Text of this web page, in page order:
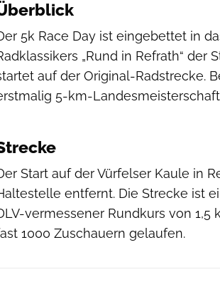
5k Race Day ist eingebettet in
„Rund in Refrath“
auf der Original-Radstrecke.
5-km-
Start auf der Vürfelser Kaule in
entfernt. Die Strecke ist
vermessener Rundkurs von
1000 Zuschauern gelaufen.